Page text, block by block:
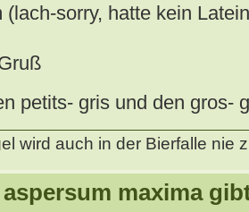
(lach-sorry, hatte kein
petits- gris und den gros-
wird auch in der Bierfalle nie
maxima